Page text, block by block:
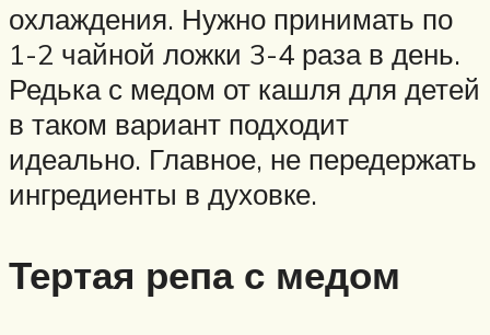
охлаждения. Нужно принимать по
1-2 чайной ложки 3-4 раза в день.
Редька с медом от кашля для детей
в таком вариант подходит
идеально. Главное, не передержать
ингредиенты в духовке.
Тертая репа с медом